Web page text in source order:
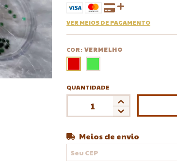
VER MEIOS DE PAGAMENTO
COR: VERMELHO
QUANTIDADE
Entregas para o CEP:
Meios de envio